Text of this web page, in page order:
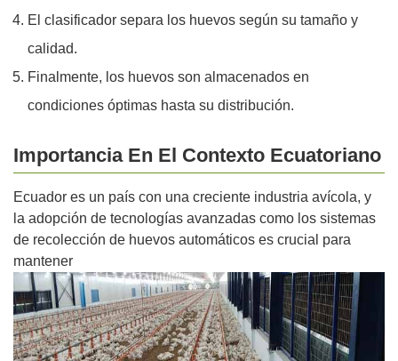
El clasificador separa los huevos según su tamaño y
calidad.
Finalmente, los huevos son almacenados en
condiciones óptimas hasta su distribución.
Importancia En El Contexto Ecuatoriano
Ecuador es un país con una creciente industria avícola, y
la adopción de tecnologías avanzadas como los sistemas
de recolección de huevos automáticos es crucial para
mantener